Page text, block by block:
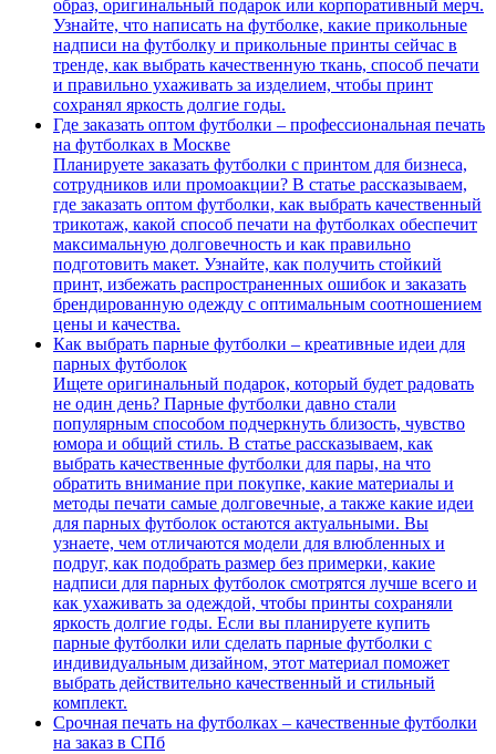
образ, оригинальный подарок или корпоративный мерч.
Узнайте, что написать на футболке, какие прикольные
надписи на футболку и прикольные принты сейчас в
тренде, как выбрать качественную ткань, способ печати
и правильно ухаживать за изделием, чтобы принт
сохранял яркость долгие годы.
Где заказать оптом футболки – профессиональная печать
на футболках в Москве
Планируете заказать футболки с принтом для бизнеса,
сотрудников или промоакции? В статье рассказываем,
где заказать оптом футболки, как выбрать качественный
трикотаж, какой способ печати на футболках обеспечит
максимальную долговечность и как правильно
подготовить макет. Узнайте, как получить стойкий
принт, избежать распространенных ошибок и заказать
брендированную одежду с оптимальным соотношением
цены и качества.
Как выбрать парные футболки – креативные идеи для
парных футболок
Ищете оригинальный подарок, который будет радовать
не один день? Парные футболки давно стали
популярным способом подчеркнуть близость, чувство
юмора и общий стиль. В статье рассказываем, как
выбрать качественные футболки для пары, на что
обратить внимание при покупке, какие материалы и
методы печати самые долговечные, а также какие идеи
для парных футболок остаются актуальными. Вы
узнаете, чем отличаются модели для влюбленных и
подруг, как подобрать размер без примерки, какие
надписи для парных футболок смотрятся лучше всего и
как ухаживать за одеждой, чтобы принты сохраняли
яркость долгие годы. Если вы планируете купить
парные футболки или сделать парные футболки с
индивидуальным дизайном, этот материал поможет
выбрать действительно качественный и стильный
комплект.
Срочная печать на футболках – качественные футболки
на заказ в СПб